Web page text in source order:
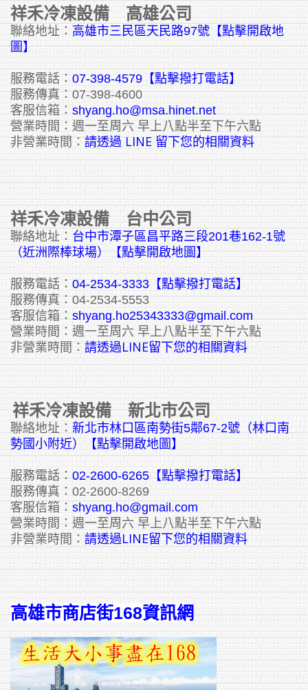
祥禾冷凍設備 高雄公司
聯絡地址： 高雄市三民區天民路97號【點擊開啟地
圖】
服務電話： 07-398-4579【點擊撥打電話】
服務傳真：07-398-4600
客服信箱： shyang.ho@msa.hinet.net
營業時間：週一至周六 早上八點半至下午六點
非營業時間： 請透過 LINE 留下您的相關資料
祥禾冷凍設備 台中公司
聯絡地址： 台中市潭子區昌平路三段201巷162-1號
（近洲際棒球場）【點擊開啟地圖】
服務電話： 04-2534-3333 【點擊撥打電話】
服務傳真：04-2534-5553
客服信箱： shyang.ho25343333@gmail.com
營業時間：週一至周六 早上八點半至下午六點
非營業時間： 請透過LINE留下您的相關資料
祥禾冷凍設備 新北市公司
聯絡地址： 新北市林口區南勢街5鄰67-2號（林口南
勢國小附近）【點擊開啟地圖】
服務電話： 02-2600-6265 【點擊撥打電話】
服務傳真：02-2600-8269
客服信箱： shyang.ho@gmail.com
營業時間：週一至周六 早上八點半至下午六點
非營業時間： 請透過LINE留下您的相關資料
高雄市商店街168資訊網